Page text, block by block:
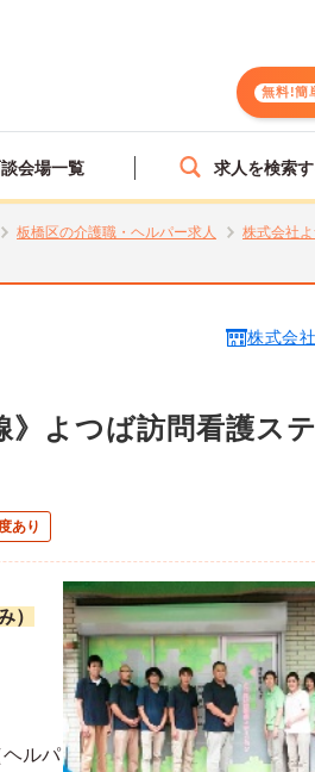
無料!簡
会場一覧 求人を検索
板橋区の介護職・ヘルパー求人
株式会社
株式会
》よつば訪問看護ス
あり
）
ルパ